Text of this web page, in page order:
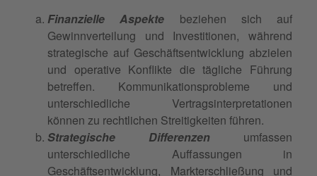
Finanzielle Aspekte beziehen sich auf
Gewinnverteilung und Investitionen, während
strategische auf Geschäftsentwicklung abzielen
und operative Konflikte die tägliche Führung
betreffen. Kommunikationsprobleme und
unterschiedliche Vertragsinterpretationen
können zu rechtlichen Streitigkeiten führen.
Strategische Differenzen
umfassen
unterschiedliche Auffassungen in
Geschäftsentwicklung, Markterschließung und